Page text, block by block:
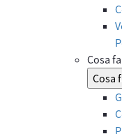
Cosa
Cosa